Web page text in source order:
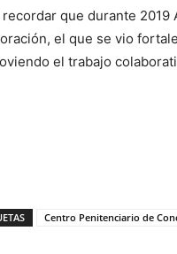
recordar que durante
el que se vio
el trabajo
Centro Penitenciario de